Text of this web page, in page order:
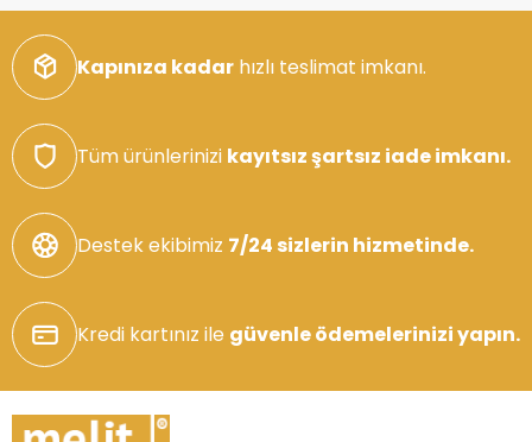
Kapınıza kadar hızlı teslimat imkanı.
Tüm ürünlerinizi kayıtsız şartsız iade imkanı.
Destek ekibimiz 7/24 sizlerin hizmetinde.
Kredi kartınız ile güvenle ödemelerinizi yapın.